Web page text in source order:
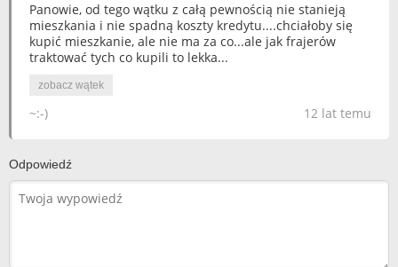
Panowie, od tego wątku z całą pewnością nie stanieją
mieszkania i nie spadną koszty kredytu....chciałoby się
kupić mieszkanie, ale nie ma za co...ale jak frajerów
traktować tych co kupili to lekka...
zobacz wątek
12 lat temu
~:-)
Odpowiedź